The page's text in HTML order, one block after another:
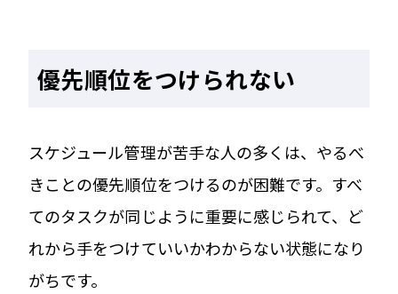
優先順位をつけられない
スケジュール管理が苦手な人の多くは、やるべ
きことの優先順位をつけるのが困難です。すべ
てのタスクが同じように重要に感じられて、ど
れから手をつけていいかわからない状態になり
がちです。